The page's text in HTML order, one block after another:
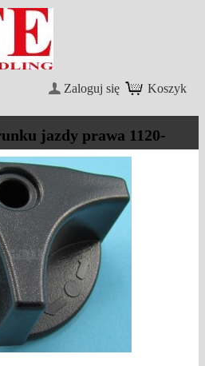
Koszyk
Zaloguj się
jazdy prawa 1120-